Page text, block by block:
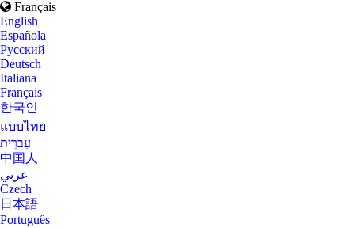
Français
English
Española
Русский
Deutsch
Italiana
Français
한국인
แบบไทย
עִברִית
中国人
عربي
Czech
日本語
Português